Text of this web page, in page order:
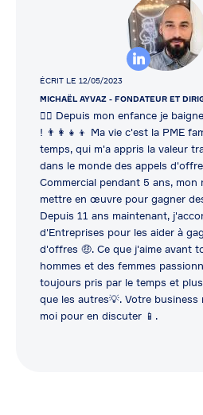
ÉCRIT LE 12/05/2023
MICHAËL AYVAZ - FONDATEUR ET
👷‍♂️ Depuis mon enfance je
! 👨‍👩‍👧‍👦 Ma vie c'est la PME
temps, qui m'a appris la valeur
dans le monde des appels
Commercial pendant 5 ans,
mettre en œuvre pour gagner
Depuis 11 ans maintenant,
d'Entreprises pour les aider à
d'offres 🤑. Ce que j'aime avant
hommes et des femmes
toujours pris par le temps et
que les autres💡. Votre business
moi pour en discuter 📱.